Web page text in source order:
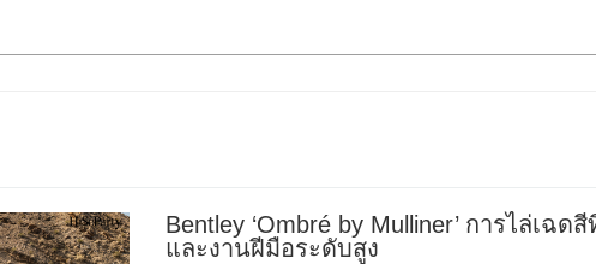
Bentley ‘Ombré by Mulliner’ การไล่เฉ
และงานฝีมือระดับสูง